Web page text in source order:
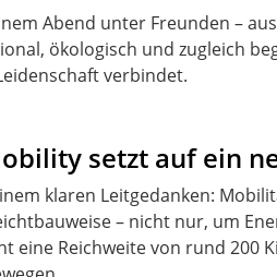
Abend unter Freunden –
ökologisch und zugleich
verbindet.
setzt auf ein
klaren Leitgedanken:
– nicht nur, um
Reichweite von rund 200